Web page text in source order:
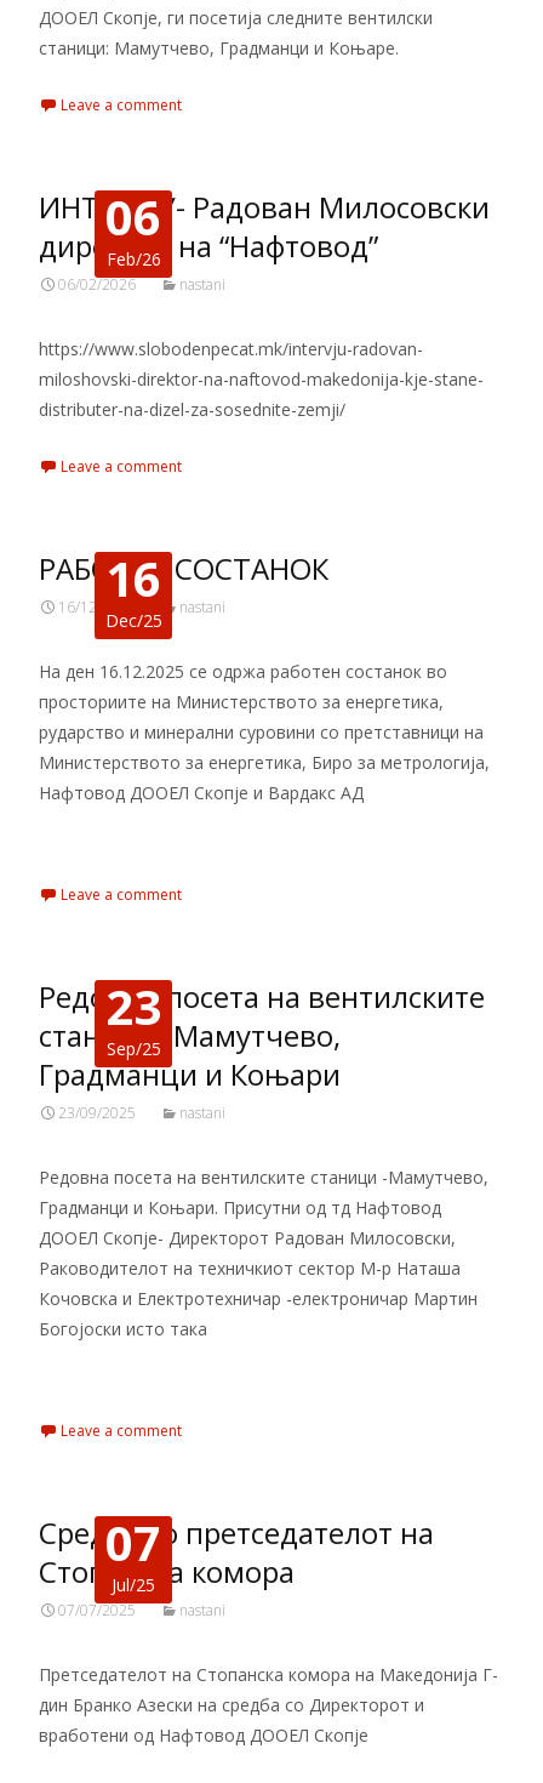
ДООЕЛ Скопје, ги посетија следните вентилски
станици: Мамутчево, Градманци и Коњаре.
Leave a comment
06
Feb/26
ИНТЕРВЈУ- Радован Милосовски
директор на “Нафтовод”
06/02/2026 nastani
https://www.slobodenpecat.mk/intervju-radovan-
miloshovski-direktor-na-naftovod-makedonija-kje-stane-
distributer-na-dizel-za-sosednite-zemji/
Leave a comment
16
Dec/25
РАБОТЕН СОСТАНОК
16/12/2025 nastani
На ден 16.12.2025 се одржа работен состанок во
просториите на Министерството за енергетика,
рударство и минерални суровини со претставници на
Министерството за енергетика, Биро за метрологија,
Нафтовод ДООЕЛ Скопје и Вардакс АД
Leave a comment
23
Sep/25
Редовна посета на вентилските
станици -Мамутчево,
Градманци и Коњари
23/09/2025 nastani
Редовна посета на вентилските станици -Мамутчево,
Градманци и Коњари. Присутни од тд Нафтовод
ДООЕЛ Скопје- Директорот Радован Милосовски,
Раководителот на техничкиот сектор М-р Наташа
Кочовска и Електротехничар -електроничар Мартин
Богојоски исто така
Leave a comment
07
Jul/25
Средба со претседателот на
Стопанска комора
07/07/2025 nastani
Претседателот на Стопанска комора на Македонија Г-
дин Бранко Азески на средба со Директорот и
вработени од Нафтовод ДООЕЛ Скопје